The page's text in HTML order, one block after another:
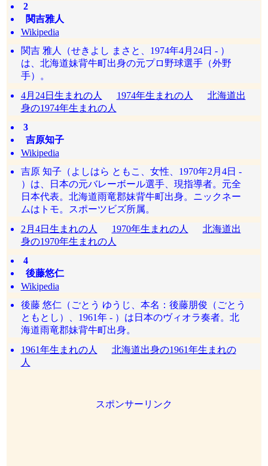
2
関吉雅人
Wikipedia
関吉 雅人（せきよし まさと、1974年4月24日 - ）
は、北海道妹背牛町出身の元プロ野球選手（外野
手）。
4月24日生まれの人
1974年生まれの人
北海道出
身の1974年生まれの人
3
吉原知子
Wikipedia
吉原 知子（よしはら ともこ、女性、1970年2月4日 -
）は、日本の元バレーボール選手、現指導者。元全
日本代表。北海道雨竜郡妹背牛町出身。ニックネー
ムはトモ。スポーツビズ所属。
2月4日生まれの人
1970年生まれの人
北海道出
身の1970年生まれの人
4
後藤悠仁
Wikipedia
後藤 悠仁（ごとう ゆうじ、本名：後藤朋俊（ごとう
ともとし）、1961年 - ）は日本のヴィオラ奏者。北
海道雨竜郡妹背牛町出身。
1961年生まれの人
北海道出身の1961年生まれの
人
スポンサーリンク